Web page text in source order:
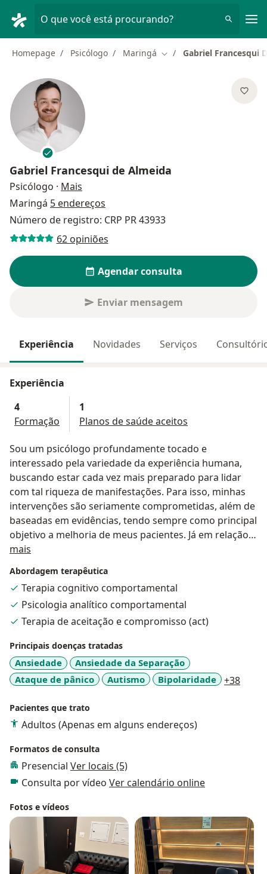
O que você está procurando?
Homepage Psicólogo Maringá Mudar de cidade
Gabriel Francesqui
Gabriel Francesqui de Almeida
Psicólogo · Mais
Maringá 5 endereços
Número de registro: CRP PR 43933
62 opiniões
Agendar consulta
Enviar mensagem
Experiência Novidades Serviços
Experiência
4
Formação
1
Planos de saúde aceitos
Sou um psicólogo profundamente tocado e
interessado pela variedade da experiência humana,
buscando estar cada vez mais preparado para lidar
com tal riqueza de manifestações. Para isso, minhas
intervenções são seriamente comprometidas, além de
baseadas em evidências, tendo sempre como principal
objetivo a melhoria de meus pacientes. Já em relação à
minha vida pessoal, sou apaixonado por esportes,
cinema, gastronomia e culturas. Pratico tennis e pôker
há alguns anos, me arrisco na cozinha e dificilmente
nego um convite para partilhar de uma boa refeição
cercado de pessoas amadas. Busco encontrar o
equilíbrio em meio às diversas tormentas da vida, faço
saudável. Porém, acima de tudo, permaneço humano.
E por conta disso, susceptível as surpresas que a vida
nos impõe.
mais
Abordagem terapêutica
Terapia cognitivo comportamental
Psicologia analítico comportamental
Terapia de aceitação e compromisso (act)
Principais doenças tratadas
Ansiedade
Ansiedade da Separação
Ataque de pânico
Autismo Bipolaridade +38
Pacientes que trato
Adultos (Apenas em alguns endereços)
Formatos de consulta
Presencial Ver locais (5)
Consulta por vídeo Ver calendário online
Fotos e vídeos